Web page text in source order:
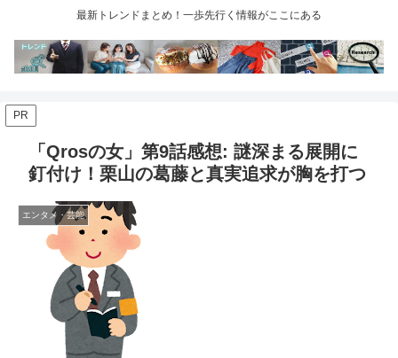
最新トレンドまとめ！一歩先行く情報がここにある
PR
「Qrosの女」第9話感想: 謎深まる展開に
釘付け！栗山の葛藤と真実追求が胸を打つ
エンタメ・芸能